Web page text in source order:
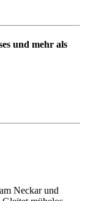
und mehr als
Neckar und